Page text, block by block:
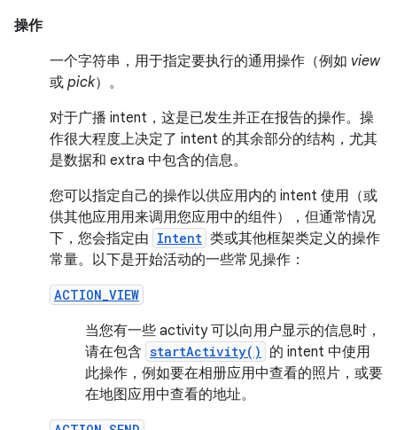
操作
一个字符串，用于指定要执行的通用操作（例如 view
或 pick）。
对于广播 intent，这是已发生并正在报告的操作。操
作很大程度上决定了 intent 的其余部分的结构，尤其
是数据和 extra 中包含的信息。
您可以指定自己的操作以供应用内的 intent 使用（或
供其他应用用来调用您应用中的组件），但通常情况
下，您会指定由 Intent 类或其他框架类定义的操作
常量。以下是开始活动的一些常见操作：
ACTION_VIEW
当您有一些 activity 可以向用户显示的信息时，
请在包含 startActivity()
的 intent 中使用
此操作，例如要在相册应用中查看的照片，或要
在地图应用中查看的地址。